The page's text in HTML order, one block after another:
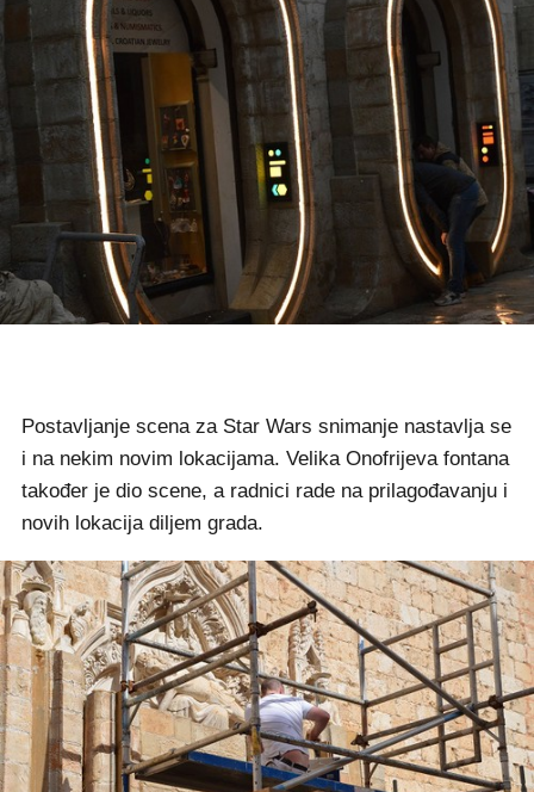
Postavljanje scena za Star Wars snimanje nastavlja se
i na nekim novim lokacijama. Velika Onofrijeva fontana
također je dio scene, a radnici rade na prilagođavanju i
novih lokacija diljem grada.